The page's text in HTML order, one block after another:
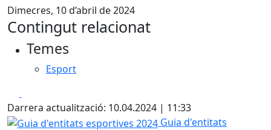
Dimecres, 10 d’abril de 2024
Contingut relacionat
Temes
Esport
Darrera actualització: 10.04.2024 | 11:33
Guia d'entitats esportives 2024
Guia d'entitats